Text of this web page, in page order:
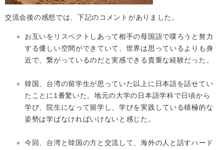
交流会後の感想では、下記のコメントがありました。
お互いをリスペクトしあって相手の母国語で喋ろうと努力
する優しい空間ができていて、世界は思っているよりも身
近で、繋がっているのだと実感できる貴重な経験だった。
韓国、台湾の留学生が思っていた以上に日本語を話せてい
たことに1番驚いた。地元の大学の日本語学科で日頃から
学び、院生になって留学し、学びを実践している積極的な
姿勢は学ばなければいけないと感じた。
今回、台湾と韓国の方と交流して、海外の人と話すハード